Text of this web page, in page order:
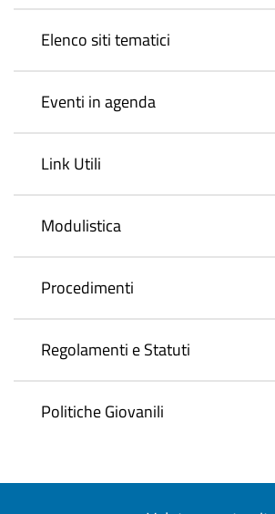
Elenco siti tematici
Eventi in agenda
Link Utili
Modulistica
Procedimenti
Regolamenti e Statuti
Politiche Giovanili